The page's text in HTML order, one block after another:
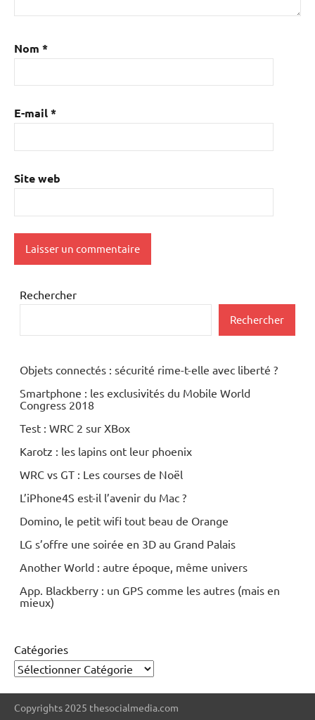
Nom *
E-mail*
Site web
Rechercher
Rechercher
Objets connectés : sécurité rime-t-elle avec liberté ?
Smartphone : les exclusivités du Mobile World
Congress 2018
Test : WRC 2 sur XBox
Karotz : les lapins ont leur phoenix
WRC vs GT : Les courses de Noël
L’iPhone4S est-il l’avenir du Mac ?
Domino, le petit wifi tout beau de Orange
LG s’offre une soirée en 3D au Grand Palais
Another World : autre époque, même univers
App. Blackberry : un GPS comme les autres (mais en
mieux)
Catégories
Copyrights 2025 thesocialmedia.com